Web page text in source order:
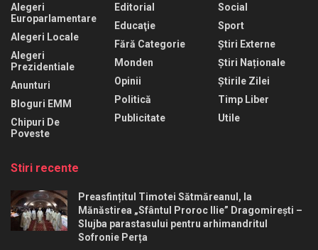
Alegeri
Europarlamentare
Alegeri Locale
Alegeri
Prezidentiale
Anunturi
Bloguri EMM
Chipuri De
Poveste
Editorial
Educaţie
Fără Categorie
Monden
Opinii
Politică
Publicitate
Social
Sport
Știri Externe
Știri Naționale
Știrile Zilei
Timp Liber
Utile
Stiri recente
Preasfințitul Timotei Sătmăreanul, la
Mănăstirea „Sfântul Proroc Ilie” Dragomirești –
Slujba parastasului pentru arhimandritul
Sofronie Perța